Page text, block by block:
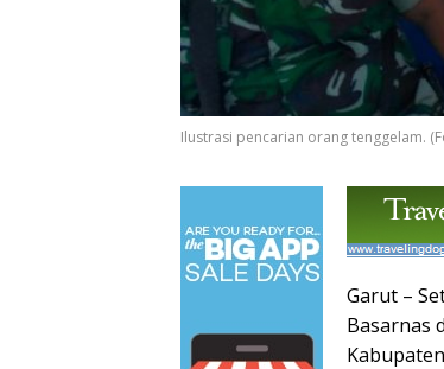
Ilustrasi pencarian orang tenggelam.
Garut –
Basarnas